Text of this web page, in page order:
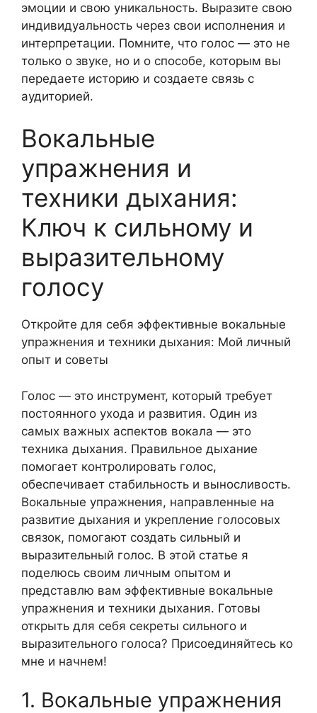
эмоции и свою уникальность. Выразите свою
индивидуальность через свои исполнения и
интерпретации. Помните, что голос — это не
только о звуке, но и о способе, которым вы
передаете историю и создаете связь с
аудиторией.
Вокальные
упражнения и
техники дыхания:
Ключ к сильному и
выразительному
голосу
Откройте для себя эффективные вокальные
упражнения и техники дыхания: Мой личный
опыт и советы
Голос — это инструмент, который требует
постоянного ухода и развития. Один из
самых важных аспектов вокала — это
техника дыхания. Правильное дыхание
помогает контролировать голос,
обеспечивает стабильность и выносливость.
Вокальные упражнения, направленные на
развитие дыхания и укрепление голосовых
связок, помогают создать сильный и
выразительный голос. В этой статье я
поделюсь своим личным опытом и
представлю вам эффективные вокальные
упражнения и техники дыхания. Готовы
открыть для себя секреты сильного и
выразительного голоса? Присоединяйтесь ко
мне и начнем!
1. Вокальные упражнения